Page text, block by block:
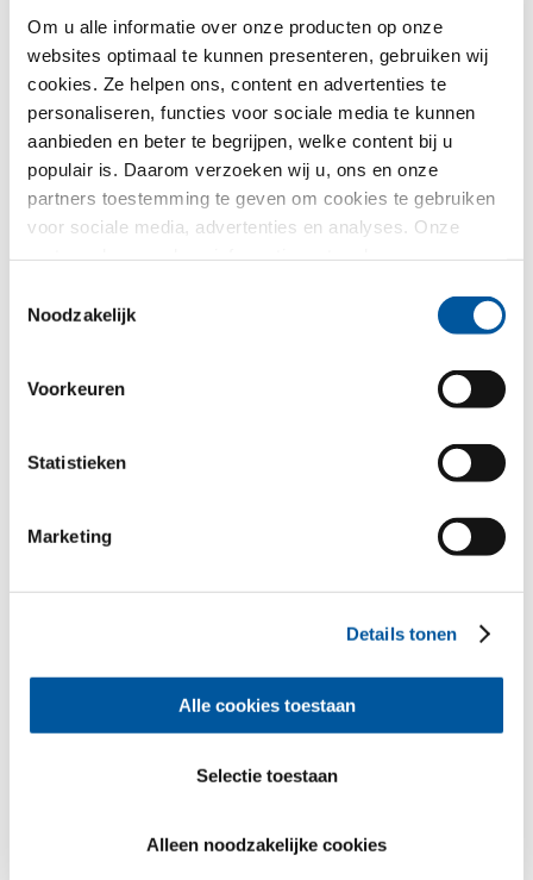
Om u alle informatie over onze producten op onze
websites optimaal te kunnen presenteren, gebruiken wij
cookies. Ze helpen ons, content en advertenties te
personaliseren, functies voor sociale media te kunnen
aanbieden en beter te begrijpen, welke content bij u
populair is. Daarom verzoeken wij u, ons en onze
partners toestemming te geven om cookies te gebruiken
voor sociale media, advertenties en analyses. Onze
kader van uw gebruik van de diensten hebben
Noodzakelijk
Voorkeuren
Statistieken
Marketing
Details tonen
Alle cookies toestaan
Selectie toestaan
Alleen noodzakelijke cookies
Nieuw-/Verbouw
Uw bericht
*Verplichte velden
Voornaam*
Hoe mogen wij contact met U opnemen?